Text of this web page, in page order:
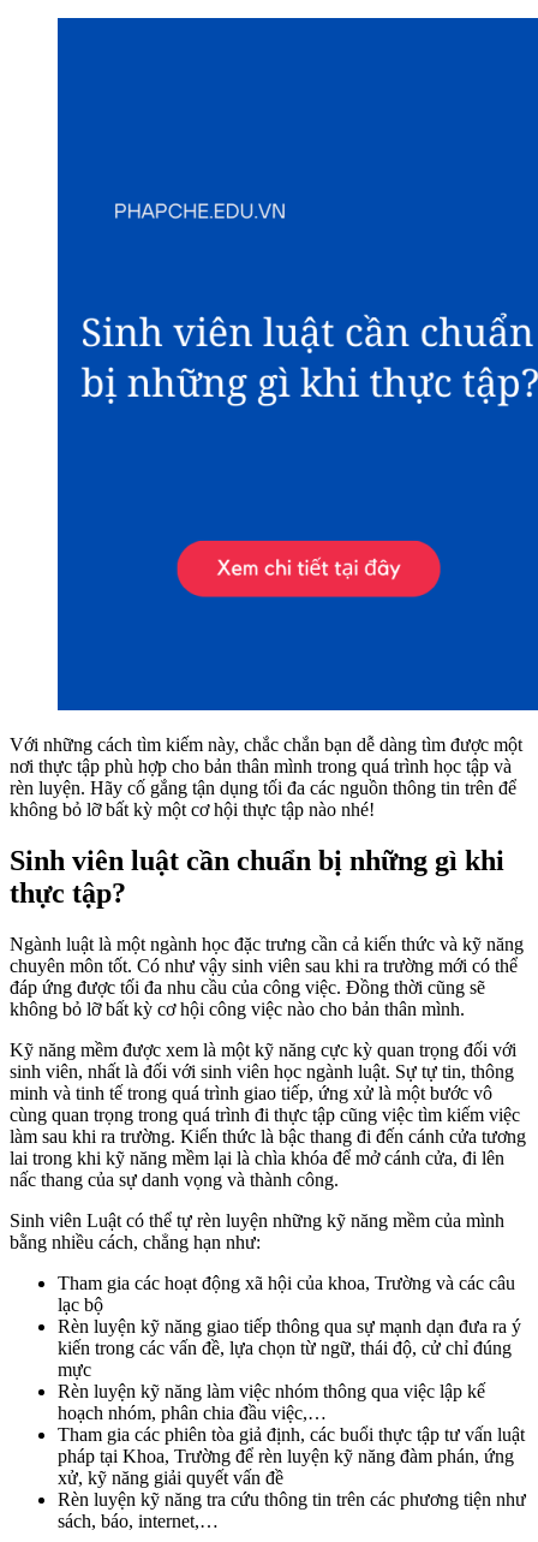
Với những cách tìm kiếm này, chắc chắn bạn dễ dàng tìm được một
nơi thực tập phù hợp cho bản thân mình trong quá trình học tập và
rèn luyện. Hãy cố gắng tận dụng tối đa các nguồn thông tin trên để
không bỏ lỡ bất kỳ một cơ hội thực tập nào nhé!
Sinh viên luật cần chuẩn bị những gì khi
thực tập?
Ngành luật là một ngành học đặc trưng cần cả kiến thức và kỹ năng
chuyên môn tốt. Có như vậy sinh viên sau khi ra trường mới có thể
đáp ứng được tối đa nhu cầu của công việc. Đồng thời cũng sẽ
không bỏ lỡ bất kỳ cơ hội công việc nào cho bản thân mình.
Kỹ năng mềm được xem là một kỹ năng cực kỳ quan trọng đối với
sinh viên, nhất là đối với sinh viên học ngành luật. Sự tự tin, thông
minh và tinh tế trong quá trình giao tiếp, ứng xử là một bước vô
cùng quan trọng trong quá trình đi thực tập cũng việc tìm kiếm việc
làm sau khi ra trường. Kiến thức là bậc thang đi đến cánh cửa tương
lai trong khi kỹ năng mềm lại là chìa khóa để mở cánh cửa, đi lên
nấc thang của sự danh vọng và thành công.
Sinh viên Luật có thể tự rèn luyện những kỹ năng mềm của mình
bằng nhiều cách, chẳng hạn như:
Tham gia các hoạt động xã hội của khoa, Trường và các câu
lạc bộ
Rèn luyện kỹ năng giao tiếp thông qua sự mạnh dạn đưa ra ý
kiến trong các vấn đề, lựa chọn từ ngữ, thái độ, cử chỉ đúng
mực
Rèn luyện kỹ năng làm việc nhóm thông qua việc lập kế
hoạch nhóm, phân chia đầu việc,…
Tham gia các phiên tòa giả định, các buổi thực tập tư vấn luật
pháp tại Khoa, Trường để rèn luyện kỹ năng đàm phán, ứng
xử, kỹ năng giải quyết vấn đề
Rèn luyện kỹ năng tra cứu thông tin trên các phương tiện như
sách, báo, internet,…